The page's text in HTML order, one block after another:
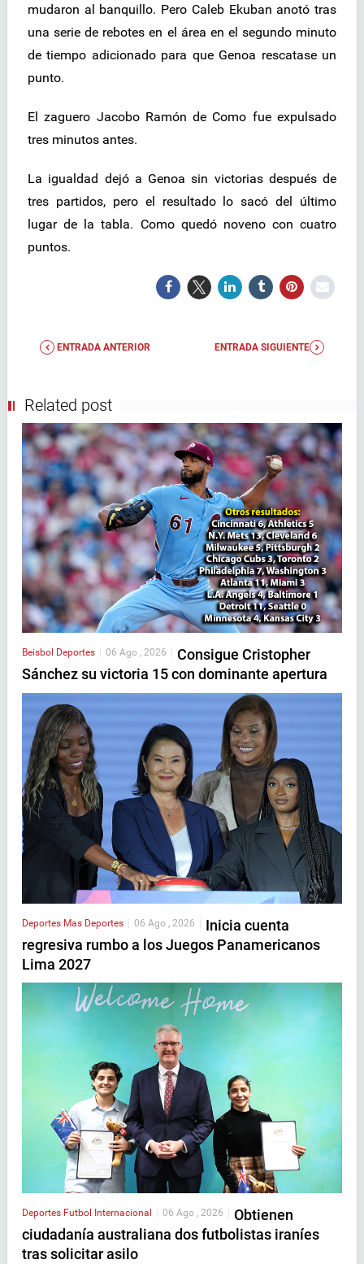
mudaron al banquillo. Pero Caleb Ekuban anotó tras
una serie de rebotes en el área en el segundo minuto
de tiempo adicionado para que Genoa rescatase un
punto.
El zaguero Jacobo Ramón de Como fue expulsado
tres minutos antes.
La igualdad dejó a Genoa sin victorias después de
tres partidos, pero el resultado lo sacó del último
lugar de la tabla. Como quedó noveno con cuatro
puntos.
ENTRADA ANTERIOR ENTRADA SIGUIENTE
Related post
Beisbol Deportes 06 Ago , 2026
Consigue Cristopher
Sánchez su victoria 15 con dominante apertura
Deportes Mas Deportes | 06 Ago , 2026 | Inicia cuenta
regresiva rumbo a los Juegos Panamericanos
Lima 2027
Deportes Futbol Internacional 06 Ago , 2026
Obtienen
ciudadanía australiana dos futbolistas iraníes
tras solicitar asilo